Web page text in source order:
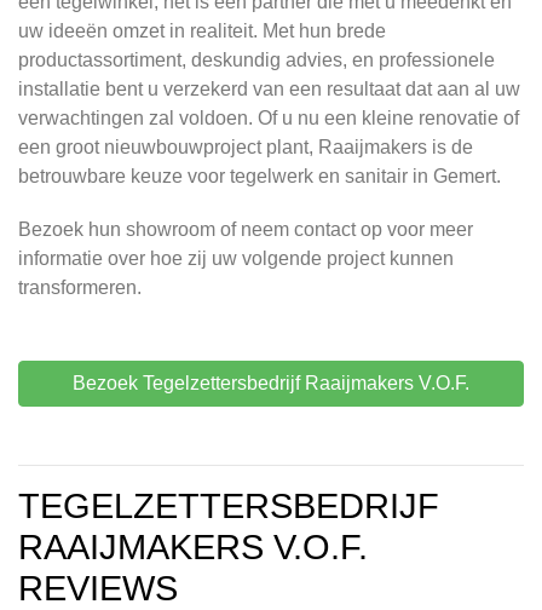
uw ideeën omzet in realiteit. Met hun brede
productassortiment, deskundig advies, en professionele
installatie bent u verzekerd van een resultaat dat aan al uw
verwachtingen zal voldoen. Of u nu een kleine renovatie of
een groot nieuwbouwproject plant, Raaijmakers is de
betrouwbare keuze voor tegelwerk en sanitair in Gemert.
Bezoek hun showroom of neem contact op voor meer
informatie over hoe zij uw volgende project kunnen
transformeren.
Bezoek Tegelzettersbedrijf Raaijmakers V.O.F.
TEGELZETTERSBEDRIJF
RAAIJMAKERS V.O.F.
REVIEWS